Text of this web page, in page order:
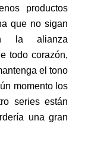
productos
que no sigan
la alianza
todo corazón,
el tono
momento los
series están
una gran